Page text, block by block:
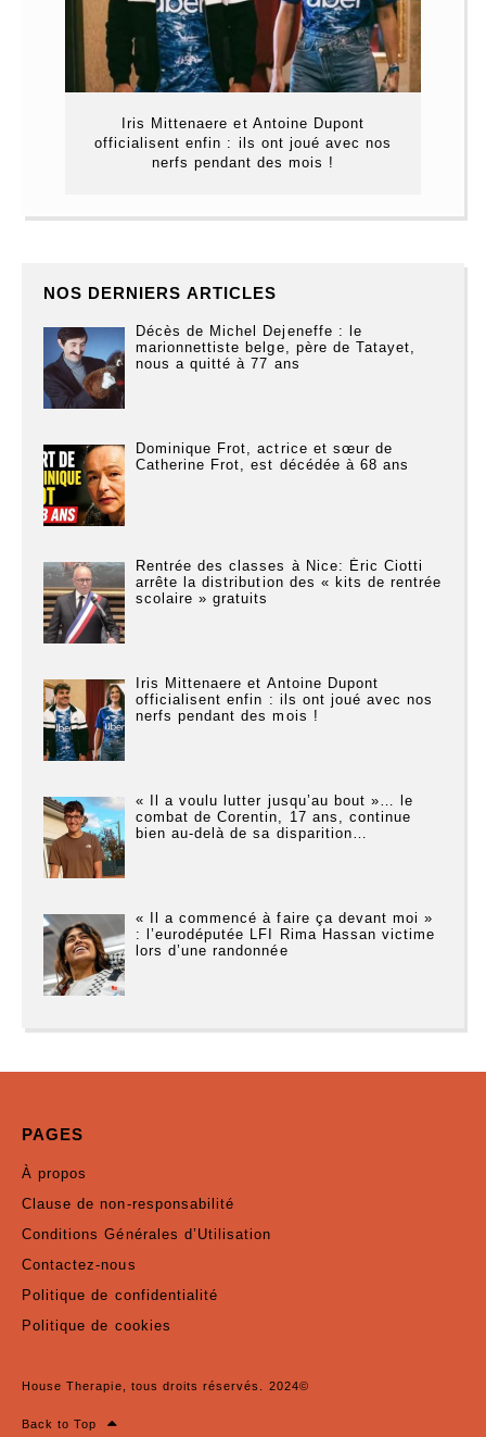
Iris Mittenaere et Antoine Dupont
officialisent enfin : ils ont joué avec nos
nerfs pendant des mois !
NOS DERNIERS ARTICLES
Décès de Michel Dejeneffe : le
marionnettiste belge, père de Tatayet,
nous a quitté à 77 ans
Dominique Frot, actrice et sœur de
Catherine Frot, est décédée à 68 ans
Rentrée des classes à Nice: Éric Ciotti
arrête la distribution des « kits de rentrée
scolaire » gratuits
Iris Mittenaere et Antoine Dupont
officialisent enfin : ils ont joué avec nos
nerfs pendant des mois !
« Il a voulu lutter jusqu’au bout »… le
combat de Corentin, 17 ans, continue
bien au-delà de sa disparition…
« Il a commencé à faire ça devant moi »
: l’eurodéputée LFI Rima Hassan victime
lors d’une randonnée
PAGES
À propos
Clause de non-responsabilité
Conditions Générales d’Utilisation
Contactez-nous
Politique de confidentialité
Politique de cookies
House Therapie, tous droits réservés. 2024©
Back to Top